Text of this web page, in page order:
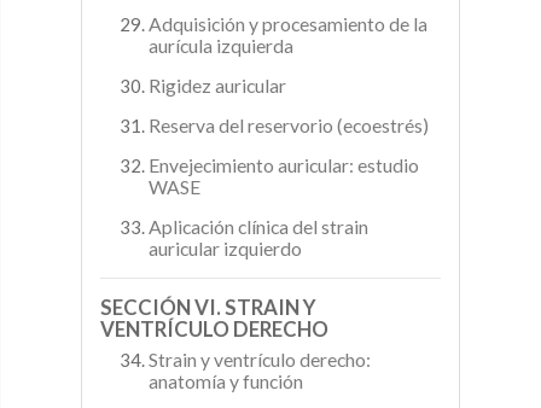
Adquisición y procesamiento de la
aurícula izquierda
Rigidez auricular
Reserva del reservorio (ecoestrés)
Envejecimiento auricular: estudio
WASE
Aplicación clínica del strain
auricular izquierdo
SECCIÓN VI. STRAIN Y
VENTRÍCULO DERECHO
Strain y ventrículo derecho:
anatomía y función